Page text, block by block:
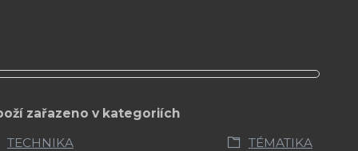
zařazeno v kategoriích
TECHNIKA
TÉMATIKA